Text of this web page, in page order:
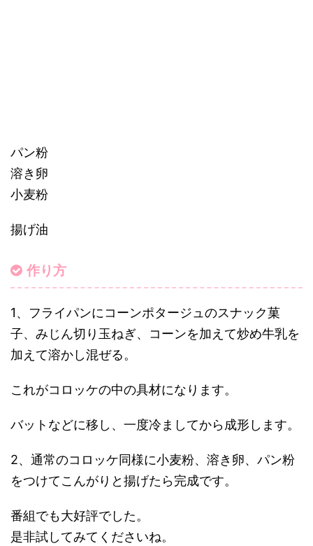
パン粉
溶き卵
小麦粉
揚げ油
作り方
1、フライパンにコーンポタージュのスナック菓
子、みじん切り玉ねぎ、コーンを加えて炒め牛乳を
加えて溶かし混ぜる。
これがコロッケの中の具材になります。
バットなどに移し、一度冷ましてから成形します。
2、通常のコロッケ同様に小麦粉、溶き卵、パン粉
をつけてこんがりと揚げたら完成です。
番組でも大好評でした。
是非試してみてくださいね。